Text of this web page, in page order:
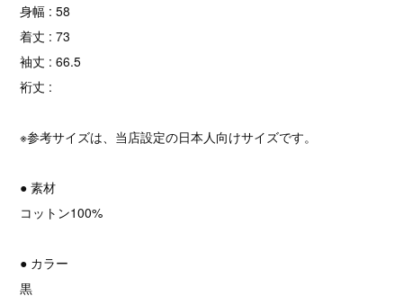
身幅 : 58
着丈 : 73
袖丈 : 66.5
裄丈 :
※参考サイズは、当店設定の日本人向けサイズです。
● 素材
コットン100%
● カラー
黒